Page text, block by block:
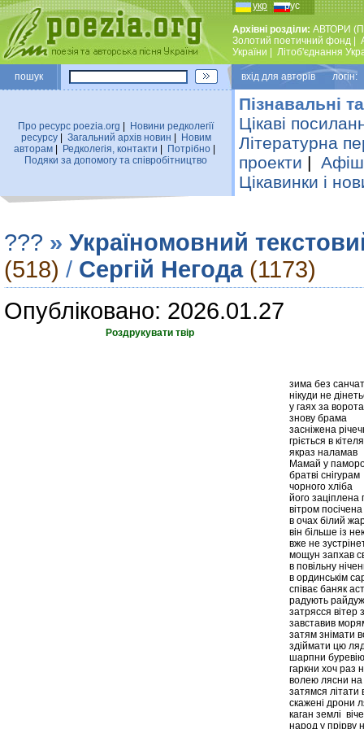
укр рус
Архівні розділи: АВТОРИ
Золотий поетичний фонд
України
Лiтоб'єднання
пошук вхiд для авторiв логін:
Про ресурс poezia.org
Новини редколегiї
ресурсу| Загальний архiв новин
Новим
авторам
Редколегiя, контакти Потрiбно
Подяки за допомогу та співробітництво
Пізнавальні
Цікаві
Літературна
проекти |
Цікавинки і
??? » Україномовний
(518) / Сергій Негода (1173)
Опубліковано: 2026.01.27
Роздрукувати твір
зима без санчат
нікуди не
у гаях за
знову брама
засніжена
гріється в
якраз наламав
Мамай у
братві снігурам
чорного хліба
його заціплена
вітром посічена
в очах білий
він більше із
вже не
мощун запхав
в повільну
в ординськім
співає баняк
радують
затрясся вітер
завставив
затям знімати
здіймати цю
шарпни
гаркни хоч раз
волею лясни на
затямся літати
скажені дрони
каган землі
народ у прірву